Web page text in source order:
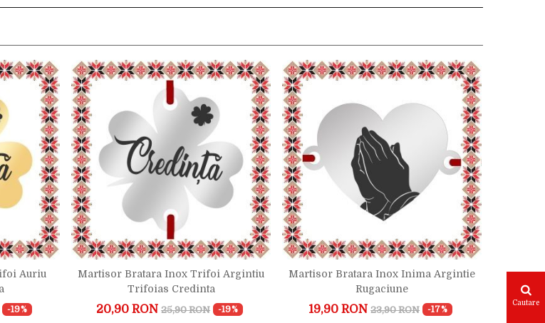
Auriu
-19%
Martisor Bratara Inox Trifoi Argintiu
Trifoias Credinta
20,90 RON 25,90 RON -19%
Martisor Bratara Inox Inima Argintie
Rugaciune
19,90 RON 23,90 RON -17%
Cautare